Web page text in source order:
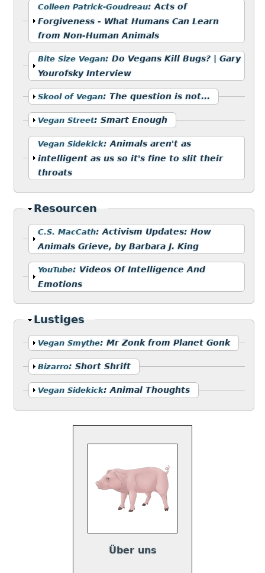
Anzeigen
Colleen Patrick-Goudreau:Acts of
Forgiveness - What Humans Can Learn
from Non-Human Animals
Anzeigen
Bite Size Vegan:Do Vegans Kill Bugs? | Gary
Yourofsky Interview
Anzeigen
Skool of Vegan:The question is not...
Anzeigen
Vegan Street:Smart Enough
Anzeigen
Vegan Sidekick:Animals aren't as
intelligent as us so it's fine to slit their
throats
Ausblenden
Resourcen
Anzeigen
C.S. MacCath:Activism Updates: How
Animals Grieve, by Barbara J. King
Anzeigen
YouTube: Videos Of Intelligence And
Emotions
Ausblenden
Lustiges
Anzeigen
Vegan Smythe:Mr Zonk from Planet Gonk
Anzeigen
Bizarro:Short Shrift
Anzeigen
Vegan Sidekick:Animal Thoughts
Über uns